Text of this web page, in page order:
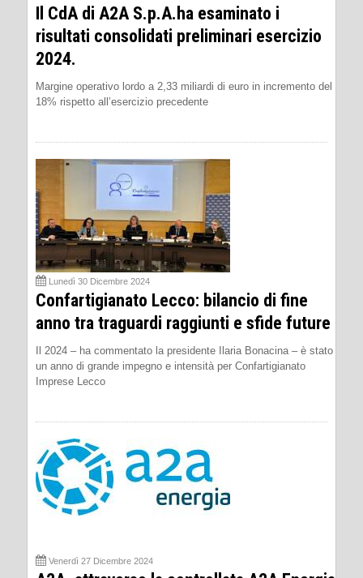
Il CdA di A2A S.p.A.ha esaminato i
risultati consolidati preliminari esercizio
2024.
Margine operativo lordo a 2,33 miliardi di euro in incremento del
18% rispetto all’esercizio precedente
Lunedì 30 Dicembre 2024
Confartigianato Lecco: bilancio di fine
anno tra traguardi raggiunti e sfide future
Il 2024 – ha commentato la presidente Ilaria Bonacina – è stato
un anno di grande impegno e intensità per Confartigianato
Imprese Lecco
Venerdì 27 Dicembre 2024